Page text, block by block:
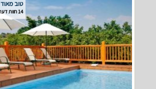
טוב מאוד
14 חוות דעת אמיתיות